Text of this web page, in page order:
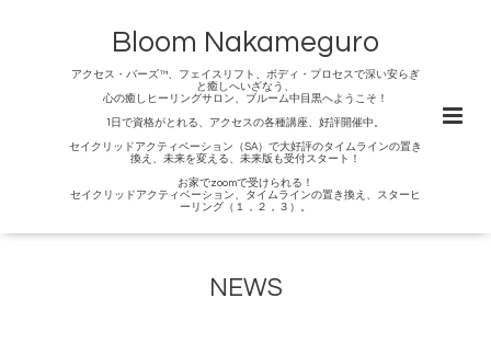
Bloom Nakameguro
アクセス・バーズ™、フェイスリフト、ボディ・プロセスで深い安らぎ
と癒しへいざなう、
心の癒しヒーリングサロン、ブルーム中目黒へようこそ！
1日で資格がとれる、アクセスの各種講座、好評開催中。
セイクリッドアクティベーション（SA）で大好評のタイムラインの置き
換え、未来を変える、未来版も受付スタート！
お家でzoomで受けられる！
セイクリッドアクティベーション、タイムラインの置き換え、スターヒ
ーリング（１，２，３）。
NEWS